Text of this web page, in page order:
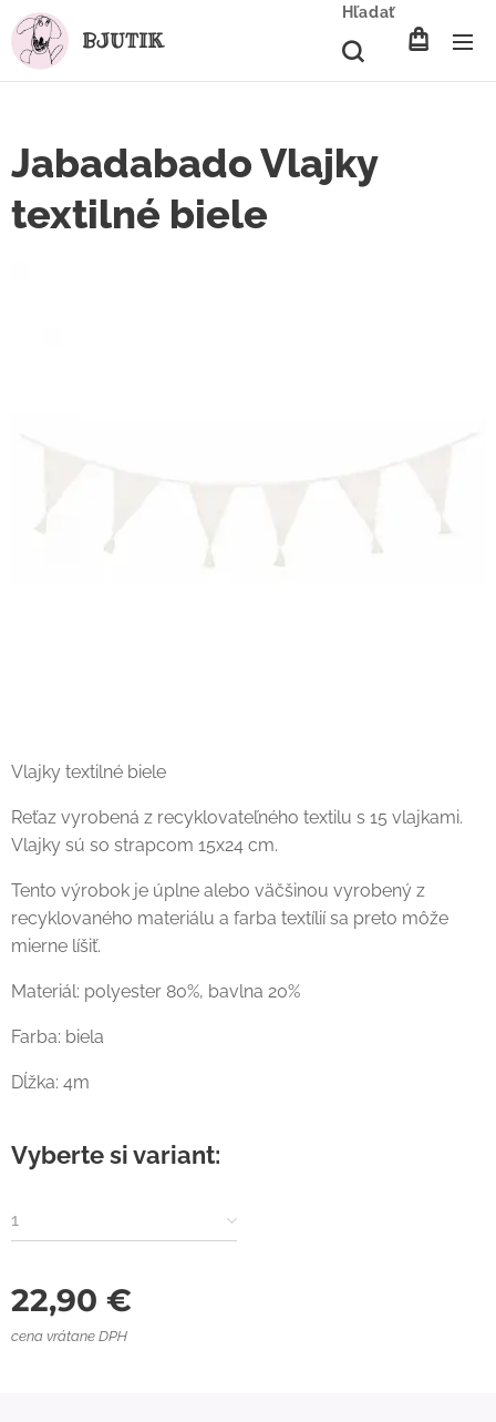
BJUTIK
Hľadať
Jabadabado Vlajky
textilné biele
Vlajky textilné biele
Reťaz vyrobená z recyklovateľného textilu s 15 vlajkami.
Vlajky sú so strapcom 15x24 cm.
Tento výrobok je úplne alebo väčšinou vyrobený z
recyklovaného materiálu a farba textílií sa preto môže
mierne líšiť.
Materiál: polyester 80%, bavlna 20%
Farba: biela
Dĺžka: 4m
Vyberte si variant:
1
22,90 €
cena vrátane DPH